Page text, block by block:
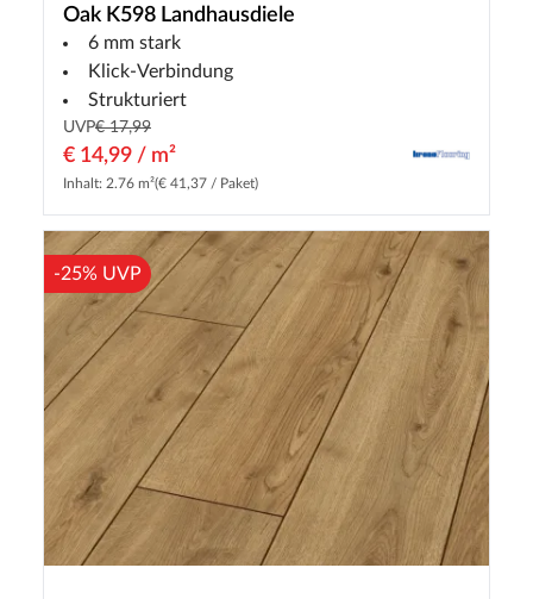
Oak K598 Landhausdiele
6 mm stark
Klick-Verbindung
Strukturiert
UVP€ 17,99
€ 14,99 / m²
Inhalt: 2.76 m²(€ 41,37 / Paket)
-25% UVP